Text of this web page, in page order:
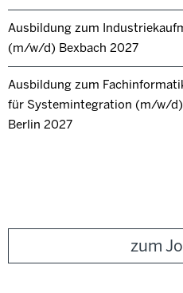
Ausbildung zum
(m/w/d) Bexbach 2027
Ausbildung zum
für Systemintegration (m/w/
Berlin 2027
zum